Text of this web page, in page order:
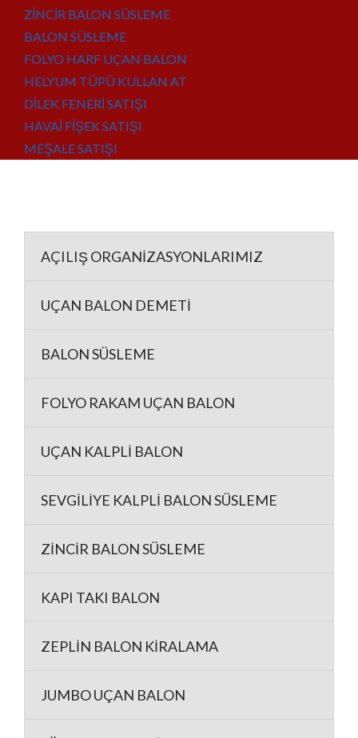
ZİNCİR BALON SÜSLEME
BALON SÜSLEME
FOLYO HARF UÇAN BALON
HELYUM TÜPÜ KULLAN AT
DİLEK FENERİ SATIŞI
HAVAİ FİŞEK SATIŞI
MEŞALE SATIŞI
AÇILIŞ ORGANİZASYONLARIMIZ
UÇAN BALON DEMETİ
BALON SÜSLEME
FOLYO RAKAM UÇAN BALON
UÇAN KALPLİ BALON
SEVGİLİYE KALPLİ BALON SÜSLEME
ZİNCİR BALON SÜSLEME
KAPI TAKI BALON
ZEPLİN BALON KİRALAMA
JUMBO UÇAN BALON